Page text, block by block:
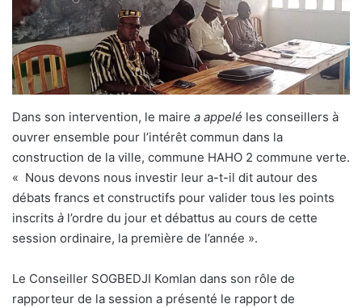
Dans son intervention, le maire a appelé les conseillers à
ouvrer ensemble pour l’intérêt commun dans la
construction de la ville, commune HAHO 2 commune verte.
« Nous devons nous investir leur a-t-il dit autour des
débats francs et constructifs pour valider tous les points
inscrits à l’ordre du jour et débattus au cours de cette
session ordinaire, la première de l’année ».
Le Conseiller SOGBEDJI Komlan dans son rôle de
rapporteur de la session a présenté le rapport de